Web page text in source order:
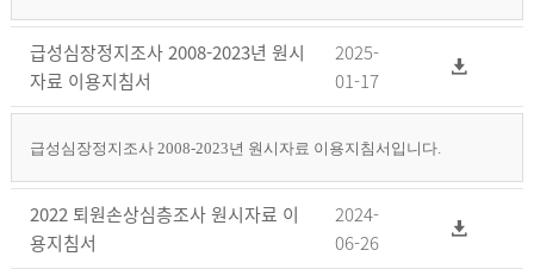
급성심장정지조사 2008-2023년 원시
자료 이용지침서
2025-
01-17
급성심장정지조사 2008-2023년 원시자료 이용지침서입니다.
2022 퇴원손상심층조사 원시자료 이
용지침서
2024-
06-26